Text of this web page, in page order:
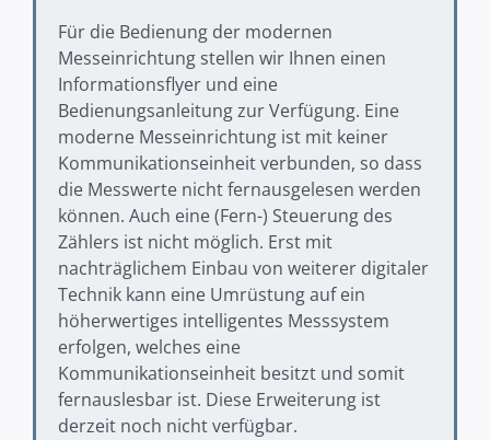
Für die Bedienung der modernen
Messeinrichtung stellen wir Ihnen einen
Informationsflyer und eine
Bedienungsanleitung zur Verfügung. Eine
moderne Messeinrichtung ist mit keiner
Kommunikationseinheit verbunden, so dass
die Messwerte nicht fernausgelesen werden
können. Auch eine (Fern-) Steuerung des
Zählers ist nicht möglich. Erst mit
nachträglichem Einbau von weiterer digitaler
Technik kann eine Umrüstung auf ein
höherwertiges intelligentes Messsystem
erfolgen, welches eine
Kommunikationseinheit besitzt und somit
fernauslesbar ist. Diese Erweiterung ist
derzeit noch nicht verfügbar.